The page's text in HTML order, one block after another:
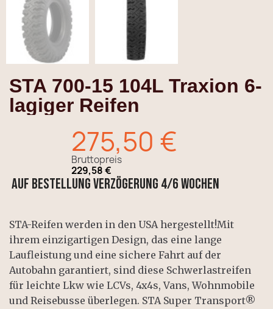
STA 700-15 104L Traxion 6-
lagiger Reifen
275,50 €
Bruttopreis
229,58 €
AUF BESTELLUNG Verzögerung 4/6 Wochen
STA-Reifen werden in den USA hergestellt!Mit
ihrem einzigartigen Design, das eine lange
Laufleistung und eine sichere Fahrt auf der
Autobahn garantiert, sind diese Schwerlastreifen
für leichte Lkw wie LCVs, 4x4s, Vans, Wohnmobile
und Reisebusse überlegen. STA Super Transport®